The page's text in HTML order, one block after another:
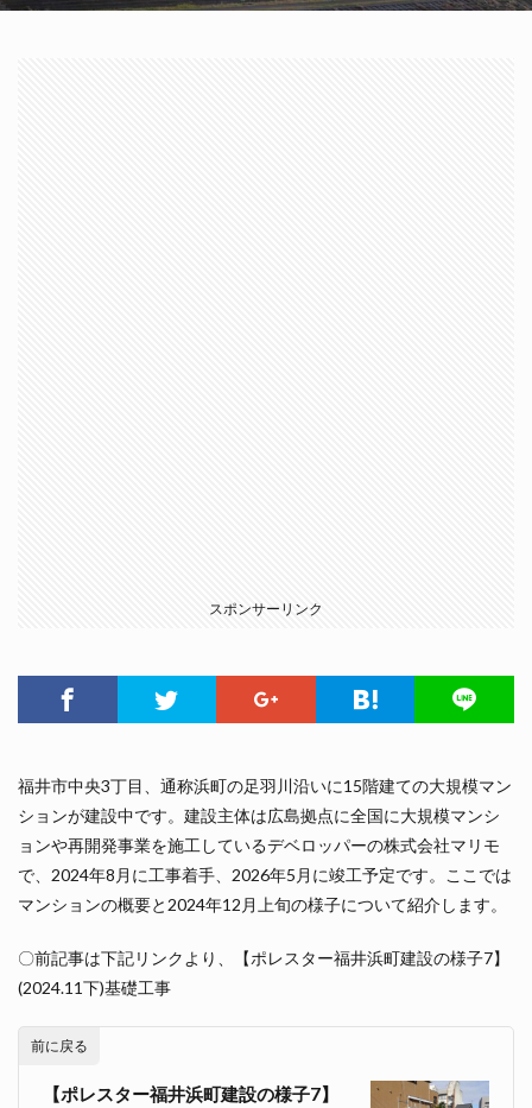
スポンサーリンク
福井市中央3丁目、通称浜町の足羽川沿いに15階建ての大規模マン
ションが建設中です。建設主体は広島拠点に全国に大規模マンシ
ョンや再開発事業を施工しているデベロッパーの株式会社マリモ
で、2024年8月に工事着手、2026年5月に竣工予定です。ここでは
マンションの概要と2024年12月上旬の様子について紹介します。
〇前記事は下記リンクより、【ポレスター福井浜町建設の様子7】
(2024.11下)基礎工事
前に戻る
【ポレスター福井浜町建設の様子7】